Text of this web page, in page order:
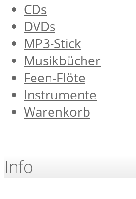
CDs
DVDs
MP3-Stick
Musikbücher
Feen-Flöte
Instrumente
Warenkorb
Info